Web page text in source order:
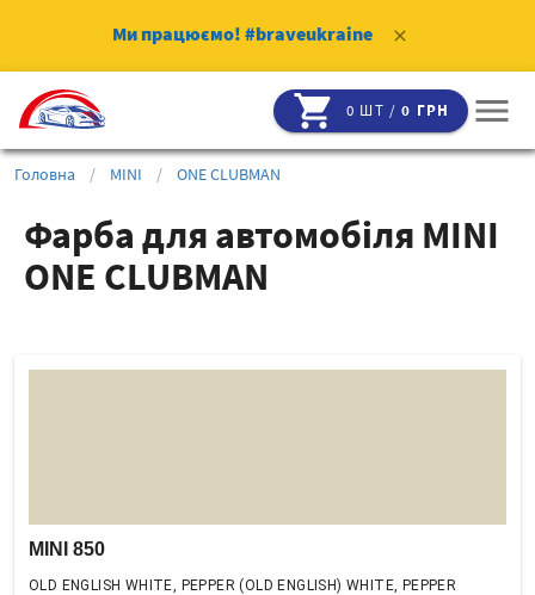
Ми працюємо! #braveukraine clear
shopping_cart 0 ШТ /0 ГРН menu
Головна / MINI / ONE CLUBMAN
Фарба для автомобіля MINI
ONE CLUBMAN
MINI 850
OLD ENGLISH WHITE, PEPPER (OLD ENGLISH) WHITE, PEPPER